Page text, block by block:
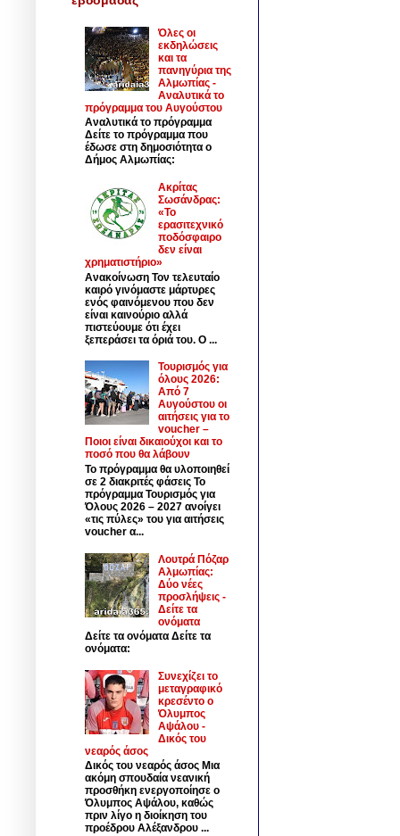
Όλες οι
εκδηλώσεις
και τα
πανηγύρια της
Αλμωπίας -
Αναλυτικά το
πρόγραμμα του Αυγούστου
Αναλυτικά το πρόγραμμα
Δείτε το πρόγραμμα που
έδωσε στη δημοσιότητα ο
Δήμος Αλμωπίας:
Ακρίτας
Σωσάνδρας:
«Το
ερασιτεχνικό
ποδόσφαιρο
δεν είναι
χρηματιστήριο»
Ανακοίνωση Τον τελευταίο
καιρό γινόμαστε μάρτυρες
ενός φαινόμενου που δεν
είναι καινούριο αλλά
πιστεύουμε ότι έχει
ξεπεράσει τα όριά του. Ο ...
Τουρισμός για
όλους 2026:
Από 7
Αυγούστου οι
αιτήσεις για το
voucher –
Ποιοι είναι δικαιούχοι και το
ποσό που θα λάβουν
Το πρόγραμμα θα υλοποιηθεί
σε 2 διακριτές φάσεις Το
πρόγραμμα Τουρισμός για
Όλους 2026 – 2027 ανοίγει
«τις πύλες» του για αιτήσεις
voucher α...
Λουτρά Πόζαρ
Αλμωπίας:
Δύο νέες
προσλήψεις -
Δείτε τα
ονόματα
Δείτε τα ονόματα Δείτε τα
ονόματα:
Συνεχίζει το
μεταγραφικό
κρεσέντο ο
Όλυμπος
Αψάλου -
Δικός του
νεαρός άσος
Δικός του νεαρός άσος Μια
ακόμη σπουδαία νεανική
προσθήκη ενεργοποίησε ο
Όλυμπος Αψάλου, καθώς
πριν λίγο η διοίκηση του
προέδρου Αλέξανδρου ...